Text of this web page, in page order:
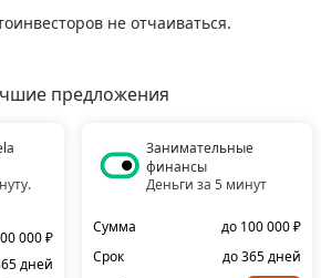
не отчаиваться.
предложения
000 ₽
дней
Занимательные
финансы
Деньги за 5 минут
Сумма
до 100 000 ₽
Срок
до 365 дней